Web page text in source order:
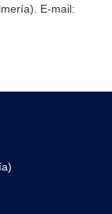
E-mail: